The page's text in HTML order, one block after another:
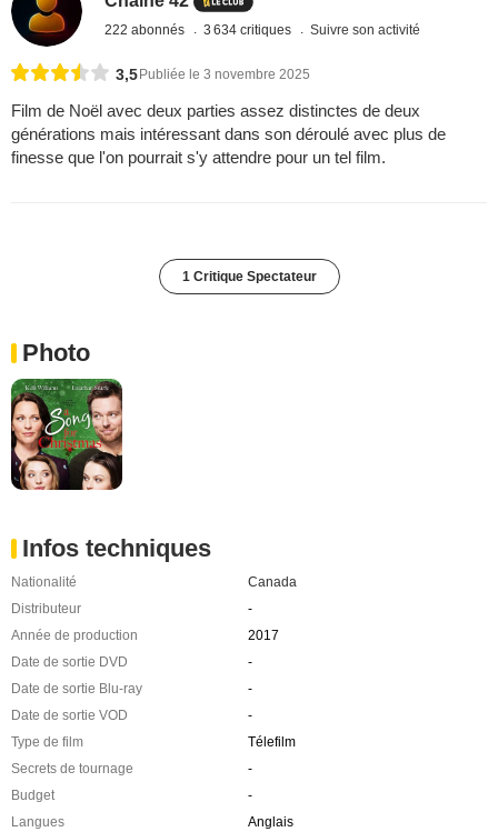
222 abonnés 3 634 critiques Suivre son activité
3,5 Publiée le 3 novembre 2025
Film de Noël avec deux parties assez distinctes de deux
générations mais intéressant dans son déroulé avec plus de
finesse que l'on pourrait s'y attendre pour un tel film.
1 Critique Spectateur
Photo
Infos techniques
Nationalité
Canada
Distributeur
-
Année de production
2017
Date de sortie DVD
-
Date de sortie Blu-ray
-
Date de sortie VOD
-
Type de film
Télefilm
Secrets de tournage
-
Budget
-
Langues
Anglais